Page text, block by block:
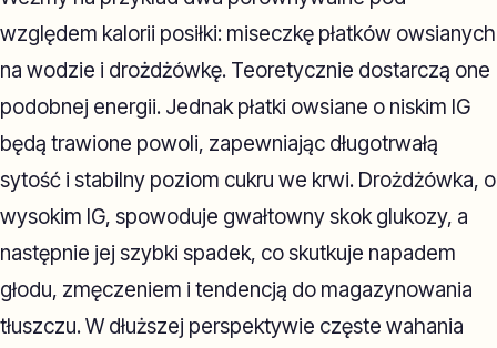
względem kalorii posiłki: miseczkę płatków owsianych
na wodzie i drożdżówkę. Teoretycznie dostarczą one
podobnej energii. Jednak płatki owsiane o niskim IG
będą trawione powoli, zapewniając długotrwałą
sytość i stabilny poziom cukru we krwi. Drożdżówka, o
wysokim IG, spowoduje gwałtowny skok glukozy, a
następnie jej szybki spadek, co skutkuje napadem
głodu, zmęczeniem i tendencją do magazynowania
tłuszczu. W dłuższej perspektywie częste wahania